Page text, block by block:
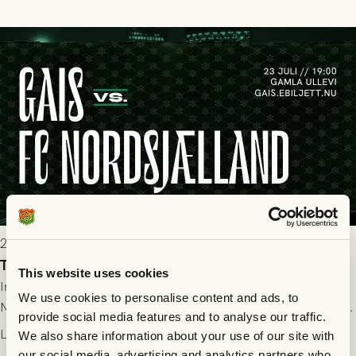
This website uses cookies
We use cookies to personalise content and ads, to
provide social media features and to analyse our traffic.
We also share information about your use of our site with
seger! Matchfoto: Mikael Josefsson & Lasse Ekström
2026-07-22 19:00
Truppen till GAIS - FC Nordsjælland 23/7
Imorgon torsdag spelar GAIS herrar hemma mot FC
Nordsjælland på Gamla Ullevi med avspark kl 19.00! Fredrik
Holmberg och ledarstaben har tagit ut följande trupp till
Läs mer